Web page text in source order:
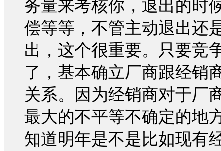
务量来考核你，退出的时
偿等等，不管主动退出还
出，这个很重要。只要竞
了，基本确立厂商跟经销
关系。因为经销商对于厂
最大的不平等不确定的地
知道明年是不是比如现有